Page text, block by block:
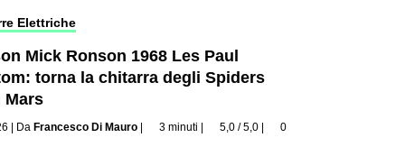
Elettriche
Mick Ronson 1968 Les Paul
torna la chitarra degli Spiders
Mars
| Da Francesco Di Mauro | 3 minuti | 5,0 / 5,0 | 0